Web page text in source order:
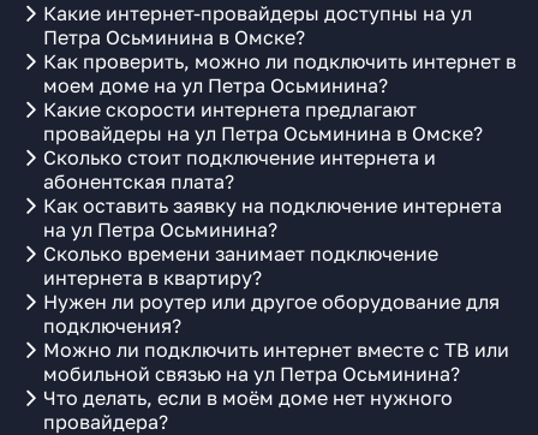
Какие интернет-провайдеры доступны на ул
Петра Осьминина в Омске?
Как проверить, можно ли подключить интернет в
моем доме на ул Петра Осьминина?
Какие скорости интернета предлагают
провайдеры на ул Петра Осьминина в Омске?
Сколько стоит подключение интернета и
абонентская плата?
Как оставить заявку на подключение интернета
на ул Петра Осьминина?
Сколько времени занимает подключение
интернета в квартиру?
Нужен ли роутер или другое оборудование для
подключения?
Можно ли подключить интернет вместе с ТВ или
мобильной связью на ул Петра Осьминина?
Что делать, если в моём доме нет нужного
провайдера?